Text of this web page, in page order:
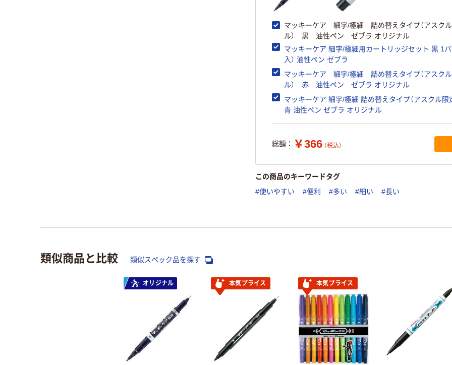
マッキーケア 細字/極細 詰め替えタイプ（アスク
ル） 黒 油性ペン ゼブラ オリジナル
マッキーケア 細字/極細用カートリッジセット 黒 1パ
入） 油性ペン ゼブラ
マッキーケア 細字/極細 詰め替えタイプ（アスク
ル） 赤 油性ペン ゼブラ オリジナル
マッキーケア 細字/極細 詰め替えタイプ（アスクル限
青 油性ペン ゼブラ オリジナル
総額： ￥366 （税込）
この商品のキーワードタグ
#使いやすい #便利 #多い #細い #長い
類似商品と比較 類似スペック品を探す
オリジナル 本気プライス 本気プライス